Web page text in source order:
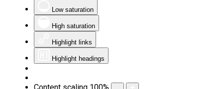
Low saturation
High saturation
Highlight links
Highlight headings